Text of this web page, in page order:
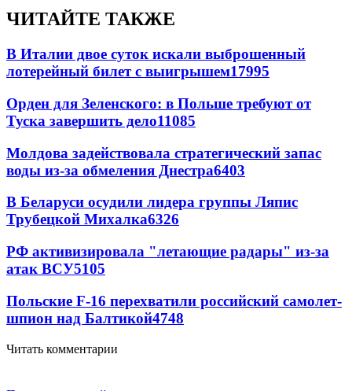
ЧИТАЙТЕ ТАКЖЕ
В Италии двое суток искали выброшенный
лотерейный билет с выигрышем17995
Орден для Зеленского: в Польше требуют от
Туска завершить дело11085
Молдова задействовала стратегический запас
воды из-за обмеления Днестра6403
В Беларуси осудили лидера группы Ляпис
Трубецкой Михалка6326
РФ активизировала "летающие радары" из-за
атак ВСУ5105
Польские F-16 перехватили российский самолет-
шпион над Балтикой4748
Читать комментарии